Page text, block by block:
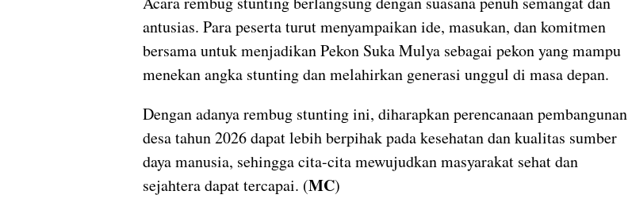
antusias. Para peserta turut menyampaikan ide, masukan, dan komitmen
bersama untuk menjadikan Pekon Suka Mulya sebagai pekon yang mampu
menekan angka stunting dan melahirkan generasi unggul di masa depan.
Dengan adanya rembug stunting ini, diharapkan perencanaan pembangunan
desa tahun 2026 dapat lebih berpihak pada kesehatan dan kualitas sumber
daya manusia, sehingga cita-cita mewujudkan masyarakat sehat dan
sejahtera dapat tercapai. (MC)